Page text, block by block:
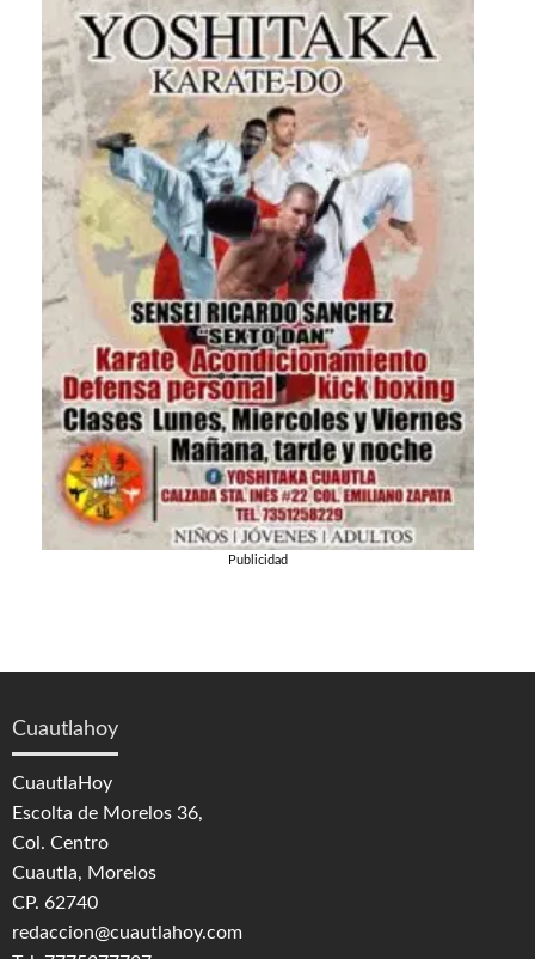
Publicidad
Cuautlahoy
CuautlaHoy
Escolta de Morelos 36,
Col. Centro
Cuautla, Morelos
CP. 62740
redaccion@cuautlahoy.com